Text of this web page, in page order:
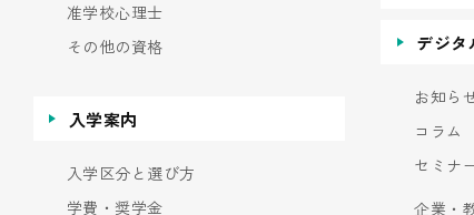
准学校心理士
その他の資格
入学案内
入学区分と選び方
学費・奨学金
デジタ
お知ら
コラム
セミナ
企業・